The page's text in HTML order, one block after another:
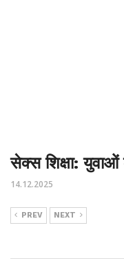
सेक्स शिक्षा:
14.12.2025
PREV NEXT